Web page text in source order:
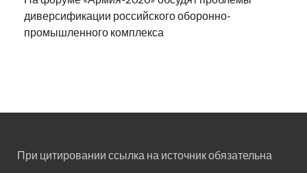
диверсификации российского оборонно-
промышленного комплекса
При цитировании ссылка на источник обязательна